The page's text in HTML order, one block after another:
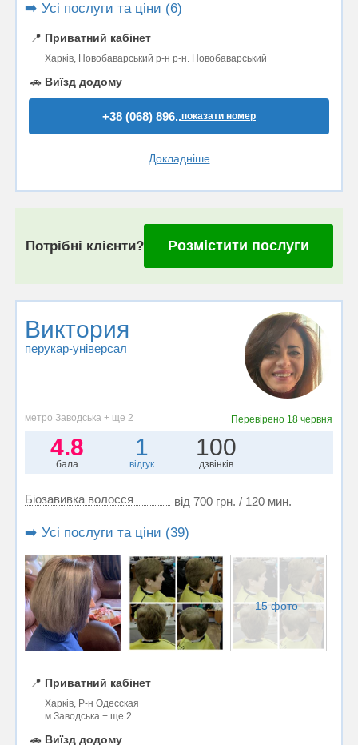
➡️ Усі послуги та ціни (6)
📍 Приватний кабінет
Харків, Новобаварський р-н р-н. Новобаварський
🚗 Виїзд додому
+38 (068) 896..показати номер
Докладніше
Потрібні клієнти? Розмістити послуги
Виктория
перукар-універсал
метро Заводська + ще 2 Перевірено 18 червня
4.8
бала
1
відгук
100
дзвінків
Біозавивка волосся від 700 грн. / 120 мин.
➡️ Усі послуги та ціни (39)
15 фото
📍 Приватний кабінет
Харків, Р-н Одесская
м.Заводська + ще 2
🚗 Виїзд додому